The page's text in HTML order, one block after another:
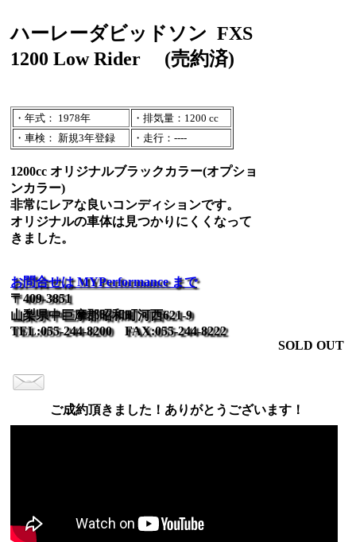
ハーレーダビッドソン FXS
1200 Low Rider
(売約済)
・年式： 1978年
・排気量：1200 cc
・車検： 新規3年登録
・走行：----
1200cc オリジナルブラックカラー(オプショ
ンカラー)
非常にレアな良いコンディションです。
オリジナルの車体は見つかりにくくなって
きました。
お問合せは MYPerformance まで
〒409-3851
山梨県中巨摩郡昭和町河西621-9
TEL:055-244-8200 FAX:055-244-8222
SOLD OUT
ご成約頂きました！ありがとうございます！